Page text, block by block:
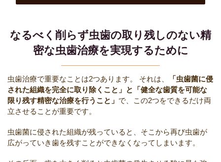
なるべく削らず虫歯の取り残しのない精
密な虫歯治療を実現するために
虫歯治療で重要なことは2つあります。 それは、
「虫歯菌に侵
された組織を完全に取り除くこと」と「健全な歯質を可能な
限り残す精密な治療を行うこと」 で、この2つをできるだけ両
立させることが重要です。
虫歯菌に侵された組織が残っていると、そこから再び虫歯が
広がっていき歯を残すことができなくなってしまいます。